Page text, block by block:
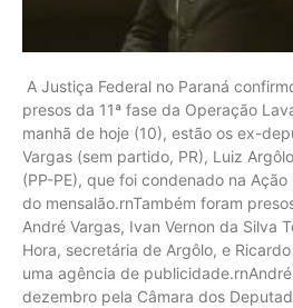
A Justiça Federal no Paraná
presos da 11ª fase da Operação
manhã de hoje (10), estão os ex-
Vargas (sem partido, PR), Luiz
(PP-PE), que foi condenado na
do mensalão.rnTambém foram
André Vargas, Ivan Vernon da Silva
Hora, secretária de Argôlo, e
uma agência de
dezembro pela Câmara dos